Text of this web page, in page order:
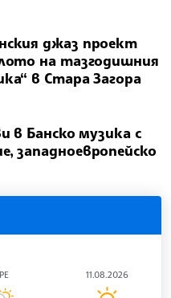
джаз проект
на тазгодишния
в Стара Загора
в Банско музика с
западноевропейско
11.08.2026